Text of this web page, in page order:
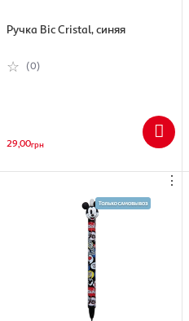
Ручка Bic Cristal, синяя
(0)
29,00грн
⋮